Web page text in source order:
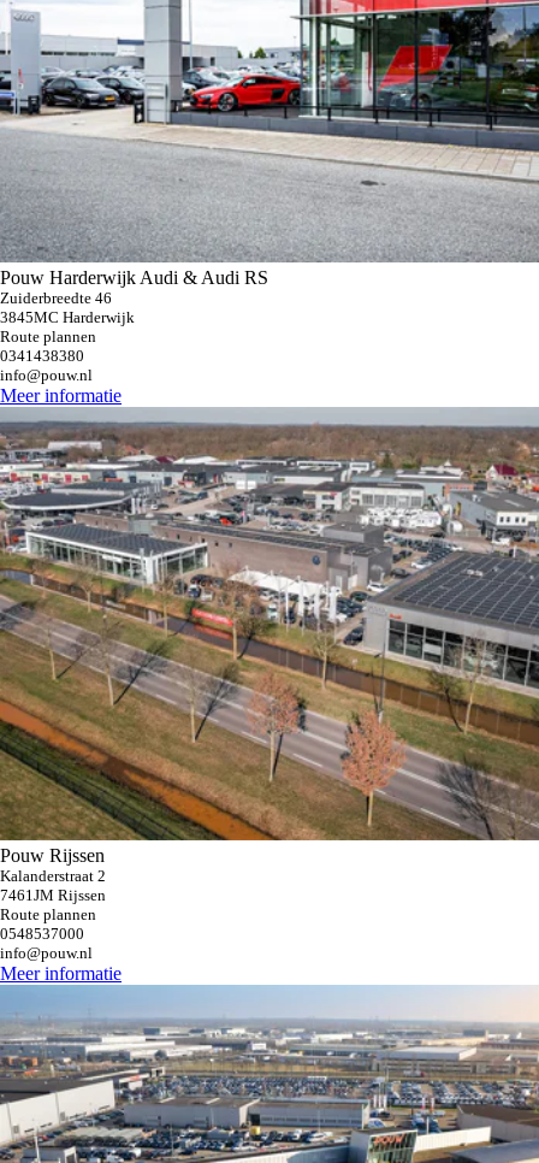
Pouw Harderwijk Audi & Audi RS
Zuiderbreedte 46
3845MC Harderwijk
Route plannen
0341438380
info@pouw.nl
Meer informatie
Pouw Rijssen
Kalanderstraat 2
7461JM Rijssen
Route plannen
0548537000
info@pouw.nl
Meer informatie